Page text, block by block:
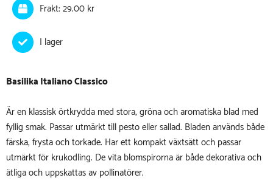
Frakt: 29.00 kr
Basilika Italiano Classico
Är en klassisk örtkrydda med stora, gröna och aromatiska blad med
fyllig smak. Passar utmärkt till pesto eller sallad. Bladen används både
färska, frysta och torkade. Har ett kompakt växtsätt och passar
utmärkt för krukodling. De vita blomspirorna är både dekorativa och
ätliga och uppskattas av pollinatörer.